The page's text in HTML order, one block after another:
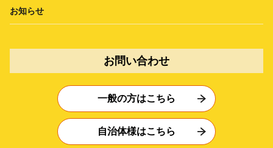
お知らせ
お問い合わせ
一般の方はこちら
自治体様はこちら